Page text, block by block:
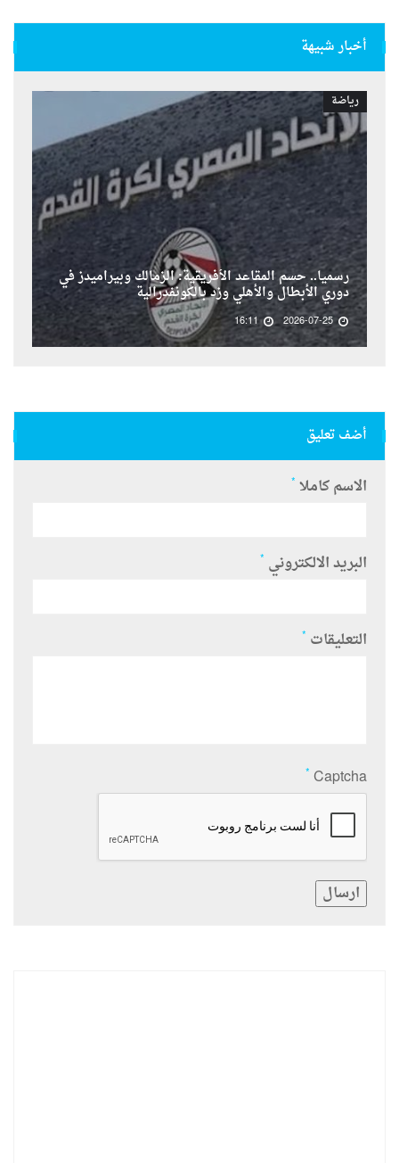
أخبار شبيهة
رياضة
رسمياً.. حسم المقاعد الأفريقية: الزمالك وبيراميدز في
دوري الأبطال والأهلي وزد بالكونفدرالية
2026-07-25
16:11
أضف تعليق
الاسم كاملا *
البريد الالكتروني *
التعليقات *
Captcha
*
ارسال